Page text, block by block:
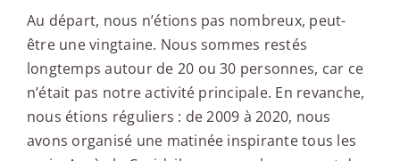
Au départ, nous n’étions pas nombreux, peut-
être une vingtaine. Nous sommes restés
longtemps autour de 20 ou 30 personnes, car ce
n’était pas notre activité principale. En revanche,
nous étions réguliers : de 2009 à 2020, nous
avons organisé une matinée inspirante tous les